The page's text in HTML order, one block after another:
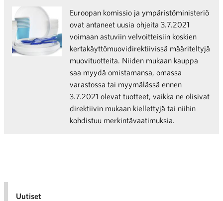
Euroopan komissio ja ympäristöministeriö
ovat antaneet uusia ohjeita 3.7.2021
voimaan astuviin velvoitteisiin koskien
kertakäyttömuovidirektiivissä määriteltyjä
muovituotteita. Niiden mukaan kauppa
saa myydä omistamansa, omassa
varastossa tai myymälässä ennen
3.7.2021 olevat tuotteet, vaikka ne olisivat
direktiivin mukaan kiellettyjä tai niihin
kohdistuu merkintävaatimuksia.
Uutiset